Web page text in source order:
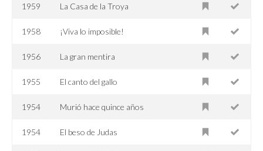
1959 La Casa de la Troya
1958 ¡Viva lo imposible!
1956 La gran mentira
1955 El canto del gallo
1954 Murió hace quince años
1954 El beso de Judas